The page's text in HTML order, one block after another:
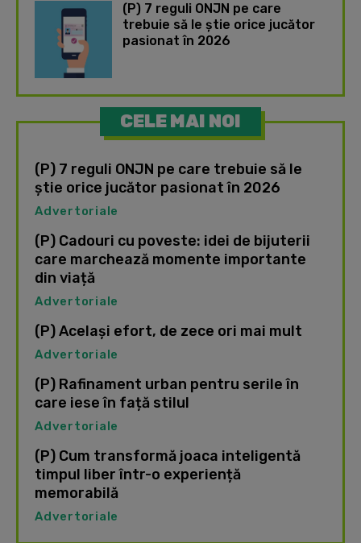
(P) 7 reguli ONJN pe care
trebuie să le știe orice jucător
pasionat în 2026
CELE MAI NOI
(P) 7 reguli ONJN pe care trebuie să le
știe orice jucător pasionat în 2026
Advertoriale
(P) Cadouri cu poveste: idei de bijuterii
care marchează momente importante
din viață
Advertoriale
(P) Același efort, de zece ori mai mult
Advertoriale
(P) Rafinament urban pentru serile în
care iese în față stilul
Advertoriale
(P) Cum transformă joaca inteligentă
timpul liber într-o experiență
memorabilă
Advertoriale